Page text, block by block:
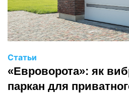
Статьи
«Евроворота»: як
паркан для